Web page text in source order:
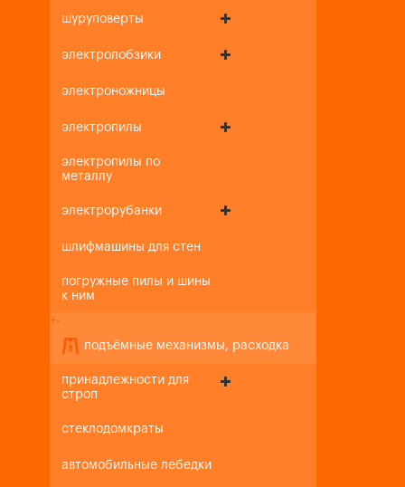
шуруповерты
электролобзики
электроножницы
электропилы
электропилы по
металлу
электрорубанки
шлифмашины для стен
погружные пилы и шины
к ним
+-
подъёмные механизмы, расходка
принадлежности для
строп
стеклодомкраты
автомобильные лебедки